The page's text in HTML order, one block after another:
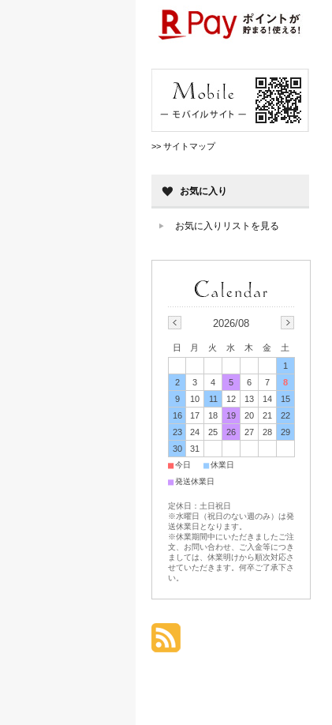
>> サイトマップ
お気に入り
お気に入りリストを見る
2026/08
日 月 火 水 木 金
土
1
2
3 4 5 6 7
8
9
10 11 12 13 14
15
16
17 18 19 20 21
22
23
24 25 26 27 28
29
30
31
■今日 ■休業日
■発送休業日
定休日：土日祝日
※水曜日（祝日のない週のみ）は発
送休業日となります。
※休業期間中にいただきましたご注
文、お問い合わせ、ご入金等につき
ましては、休業明けから順次対応さ
せていただきます。何卒ご了承下さ
い。